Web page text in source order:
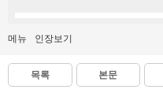
메뉴 인장보기
목록 본문